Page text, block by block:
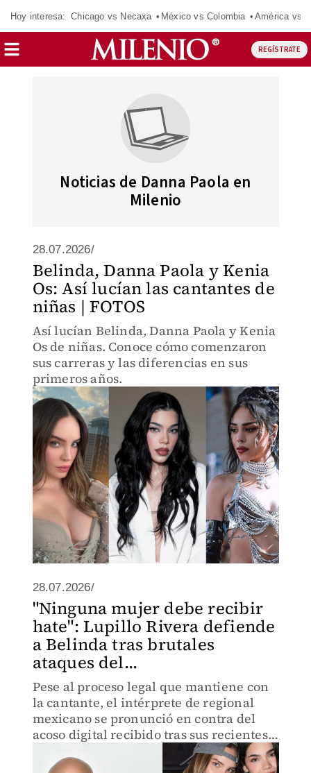
Hoy interesa: Chicago vs Necaxa México vs Colombia América vs
REGÍSTRATE
Noticias de Danna Paola en
Milenio
28.07.2026/
Belinda, Danna Paola y Kenia
Os: Así lucían las cantantes de
niñas | FOTOS
Así lucían Belinda, Danna Paola y Kenia
Os de niñas. Conoce cómo comenzaron
sus carreras y las diferencias en sus
primeros años.
28.07.2026/
"Ninguna mujer debe recibir
hate": Lupillo Rivera defiende
a Belinda tras brutales
ataques del...
Pese al proceso legal que mantiene con
la cantante, el intérprete de regional
mexicano se pronunció en contra del
acoso digital recibido tras sus recientes